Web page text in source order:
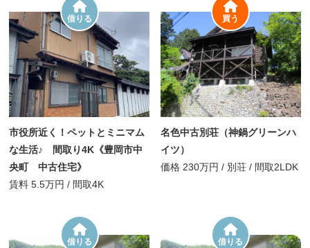
市役所近く！ペットとミニマム
な生活♪ 間取り4K《豊岡市中
央町 中古住宅》
賃料 5.5万円 / 間取4K
借りる
名色中古別荘（神鍋グリーンハ
イツ）
価格 230万円 / 別荘 / 間取2LDK
買う
借りる 借りる